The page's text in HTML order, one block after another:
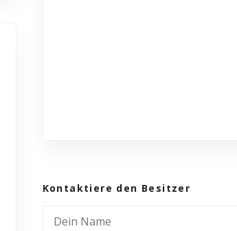
Kontaktiere den Besitzer